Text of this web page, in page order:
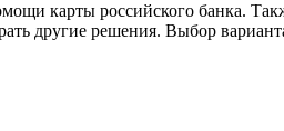
карты российского банка.
другие решения. Выбор